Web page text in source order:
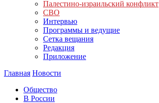
Палестино-израильский конфликт
СВО
Интервью
Программы и ведущие
Сетка вещания
Редакция
Приложение
Главная Новости
Общество
В России